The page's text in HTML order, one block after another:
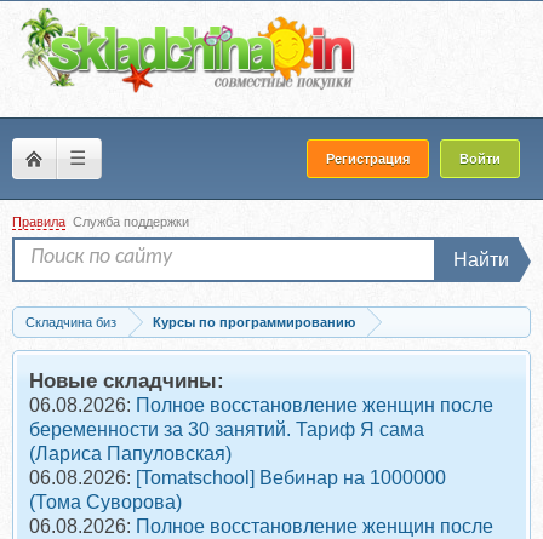
☰ Регистрация Войти
Правила Служба поддержки
Найти
Складчина биз
Курсы по программированию
Запись [Нетология] Веб-разработчик с нуля, Full Stack. 2022-2024
Новые складчины:
06.08.2026: Полное восстановление женщин после
беременности за 30 занятий. Тариф Я сама
(Лариса Папуловская)
06.08.2026: [Tomatschool] Вебинар на 1000000
(Тома Суворова)
06.08.2026: Полное восстановление женщин после